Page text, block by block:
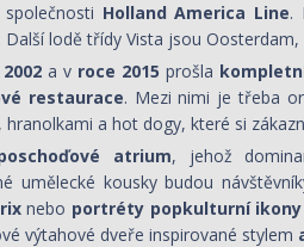
společnosti Holland America Line.
Další lodě třídy Vista jsou
a v roce 2015 prošla
restaurace. Mezi nimi je třeba
hranolkami a hot dogy, které si
atrium, jehož
umělecké kousky budou
nebo portréty popkulturní ikony
výtahové dveře inspirované stylem